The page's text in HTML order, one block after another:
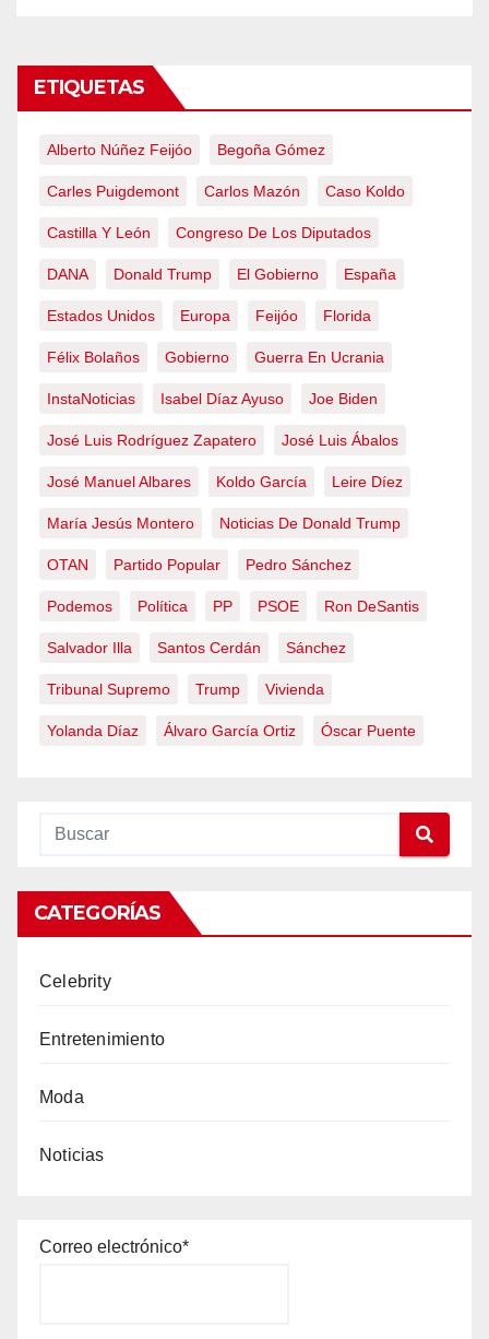
ETIQUETAS
Alberto Núñez Feijóo Begoña Gómez
Carles Puigdemont Carlos Mazón Caso Koldo
Castilla Y León Congreso De Los Diputados
DANA Donald Trump El Gobierno España
Estados Unidos Europa Feijóo Florida
Félix Bolaños Gobierno Guerra En Ucrania
InstaNoticias Isabel Díaz Ayuso Joe Biden
José Luis Rodríguez Zapatero José Luis Ábalos
José Manuel Albares Koldo García Leire Díez
María Jesús Montero Noticias De Donald Trump
OTAN Partido Popular Pedro Sánchez
Podemos Política PP PSOE Ron DeSantis
Salvador Illa Santos Cerdán Sánchez
Tribunal Supremo Trump Vivienda
Yolanda Díaz Álvaro García Ortiz Óscar Puente
CATEGORÍAS
Celebrity
Entretenimiento
Moda
Noticias
Correo electrónico*